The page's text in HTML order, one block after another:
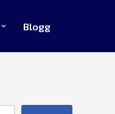
Blogg